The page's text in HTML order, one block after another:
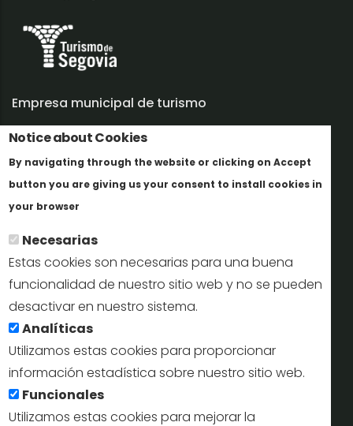
Notice about Cookies
By navigating through the website or clicking on Accept
button you are giving us your consent to install cookies in
your browser
Necesarias
Estas cookies son necesarias para una buena
funcionalidad de nuestro sitio web y no se pueden
desactivar en nuestro sistema.
Analíticas
Utilizamos estas cookies para proporcionar
información estadística sobre nuestro sitio web.
Funcionales
Utilizamos estas cookies para mejorar la
Empresa municipal de turismo
Trabaja con nosotros
Informes y documentación
Perfil del contratante
Oficinas de Turismo
reservas@turismodesegovia.com
info@turismodesegovia.com
Aviso legal |